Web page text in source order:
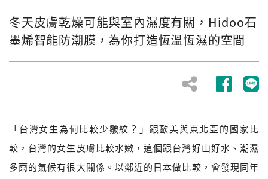
冬天皮膚乾燥可能與室內濕度有關，Hidoo石
墨烯智能防潮膜，為你打造恆溫恆濕的空間
「台灣女生為何比較少皺紋？」跟歐美與東北亞的國家比
較，台灣的女生皮膚比較水嫩，這個跟台灣好山好水、潮濕
多雨的氣候有很大關係。以鄰近的日本做比較，會發現同年